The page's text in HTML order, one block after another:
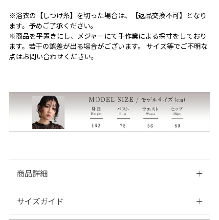
※浴衣の【しつけ糸】を切った場合は、【返品交換不可】となり
ます。予めご了承ください。
※商品を平置きにし、メジャーにて手作業による採寸をしており
ます。若干の誤差が出る場合がございます。 サイズ等でご不明な
点はお問い合わせください。
商品詳細
◆浴衣素材：綿80％ 麻20％、帯素材：ポリエステル100%
サイズガイド